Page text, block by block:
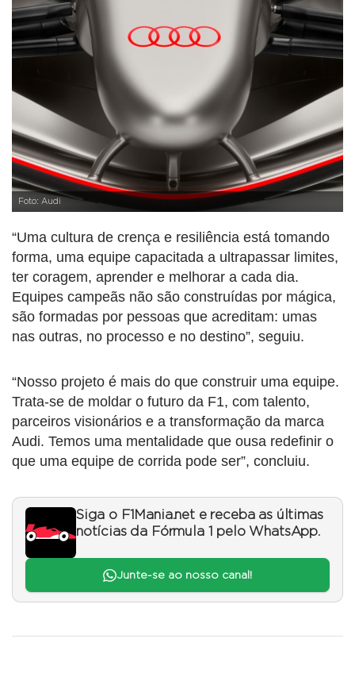
Foto: Audi
“Uma cultura de crença e resiliência está tomando
forma, uma equipe capacitada a ultrapassar limites,
ter coragem, aprender e melhorar a cada dia.
Equipes campeãs não são construídas por mágica,
são formadas por pessoas que acreditam: umas
nas outras, no processo e no destino”, seguiu.
“Nosso projeto é mais do que construir uma equipe.
Trata-se de moldar o futuro da F1, com talento,
parceiros visionários e a transformação da marca
Audi. Temos uma mentalidade que ousa redefinir o
que uma equipe de corrida pode ser”, concluiu.
Siga o F1Mania.net e receba as últimas
notícias da Fórmula 1 pelo WhatsApp.
Junte-se ao nosso canal!